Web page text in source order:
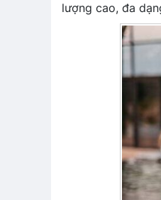
lượng cao, đa